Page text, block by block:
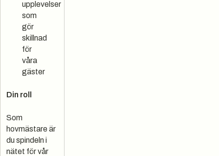
upplevelser
som
gör
skillnad
för
våra
gäster
Din roll
Som
hovmästare är
du spindeln i
nätet för vår